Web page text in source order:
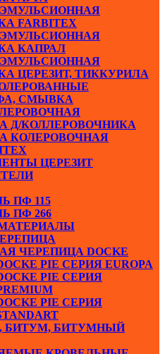
FARBITEX
КАПРАЛ
ЦЕРЕЗИТ, ТИККУРИЛА
СМЫВКА
Д/КОЛЛЕРОВОЧНИКА
КОЛЕРОВОЧНАЯ
ЦЕРЕЗИТ
ПФ 115
ПФ 266
ЧЕРЕПИЦА DOCKE
PIE СЕРИЯ EUROPA
PIE СЕРИЯ
PIE СЕРИЯ
БИТУМ, БИТУМНЫЙ